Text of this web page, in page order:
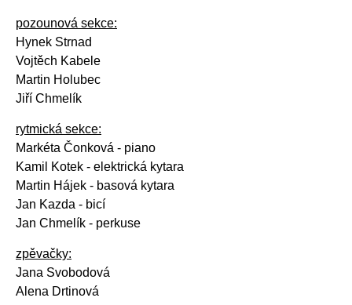
pozounová sekce:
Hynek Strnad
Vojtěch Kabele
Martin Holubec
Jiří Chmelík
rytmická sekce:
Markéta Čonková - piano
Kamil Kotek - elektrická kytara
Martin Hájek - basová kytara
Jan Kazda - bicí
Jan Chmelík - perkuse
zpěvačky:
Jana Svobodová
Alena Drtinová